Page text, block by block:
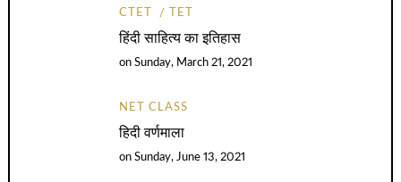
CTET TET
हिंदी साहित्य का इतिहास
onSunday, March 21, 2021
NET CLASS
हिदी वर्णमाला
onSunday, June 13, 2021